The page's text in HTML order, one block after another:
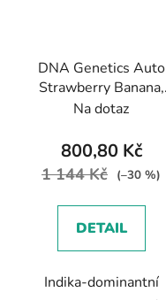
DNA Genetics Auto
Strawberry Banana,
autoflowering,
Na dotaz
800,80 Kč
1 144 Kč (–30 %)
DETAIL
Indika-dominantní